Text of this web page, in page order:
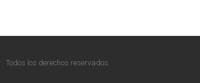
Todos los derechos reservados.